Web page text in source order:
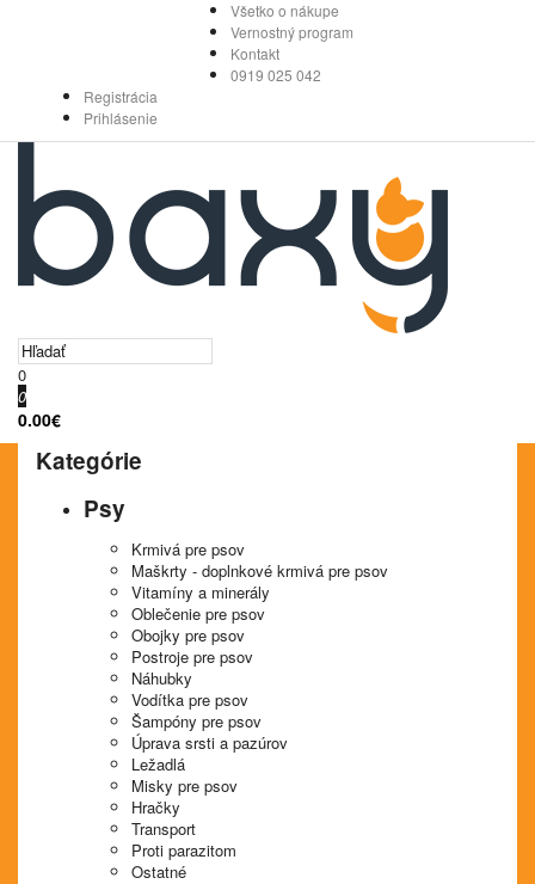
Všetko o nákupe
Vernostný program
Kontakt
0919 025 042
Registrácia
Prihlásenie
0
0
0.00€
Kategórie
Psy
Krmivá pre psov
Maškrty - doplnkové krmivá pre psov
Vitamíny a minerály
Oblečenie pre psov
Obojky pre psov
Postroje pre psov
Náhubky
Vodítka pre psov
Šampóny pre psov
Úprava srsti a pazúrov
Ležadlá
Misky pre psov
Hračky
Transport
Proti parazitom
Ostatné